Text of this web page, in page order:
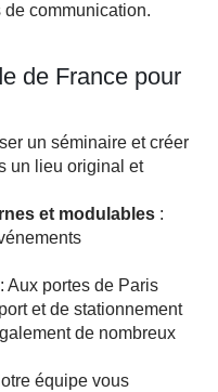
communication.
de France pour
un séminaire et créer
un lieu original et
et modulables :
: Aux portes de Paris
et de stationnement
de nombreux
équipe vous